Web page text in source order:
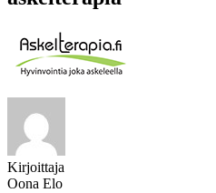
Kirjoittaja
Oona Elo